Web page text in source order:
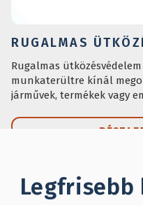
RUGALMAS
Rugalmas
munkaterültre kínál
járművek, termékek vagy
Legfrisebb